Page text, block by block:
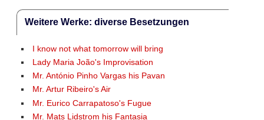
Weitere Werke: diverse Besetzungen
I know not what tomorrow will bring
Lady Maria João's Improvisation
Mr. António Pinho Vargas his Pavan
Mr. Artur Ribeiro's Air
Mr. Eurico Carrapatoso's Fugue
Mr. Mats Lidstrom his Fantasia